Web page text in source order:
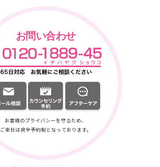
お問い合わせ
お客様のプライバシーを守るため、
ご来社は完全予約制となっております。